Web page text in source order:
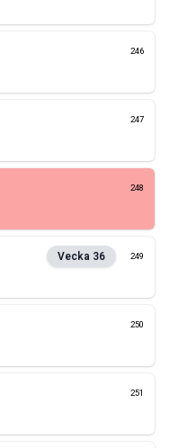
246
247
248
Vecka 36 249
250
251